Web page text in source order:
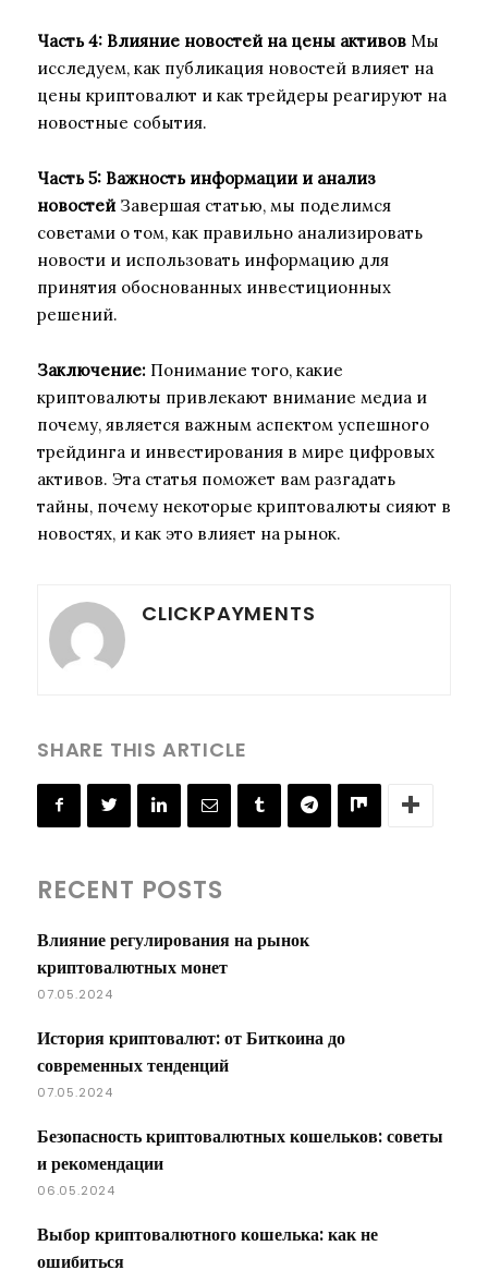
Часть 4: Влияние новостей на цены активов Мы
исследуем, как публикация новостей влияет на
цены криптовалют и как трейдеры реагируют на
новостные события.
Часть 5: Важность информации и анализ
новостей Завершая статью, мы поделимся
советами о том, как правильно анализировать
новости и использовать информацию для
принятия обоснованных инвестиционных
решений.
Заключение: Понимание того, какие
криптовалюты привлекают внимание медиа и
почему, является важным аспектом успешного
трейдинга и инвестирования в мире цифровых
активов. Эта статья поможет вам разгадать
тайны, почему некоторые криптовалюты сияют в
новостях, и как это влияет на рынок.
CLICKPAYMENTS
SHARE THIS ARTICLE
RECENT POSTS
Влияние регулирования на рынок
криптовалютных монет
07.05.2024
История криптовалют: от Биткоина до
современных тенденций
07.05.2024
Безопасность криптовалютных кошельков: советы
и рекомендации
06.05.2024
Выбор криптовалютного кошелька: как не
ошибиться